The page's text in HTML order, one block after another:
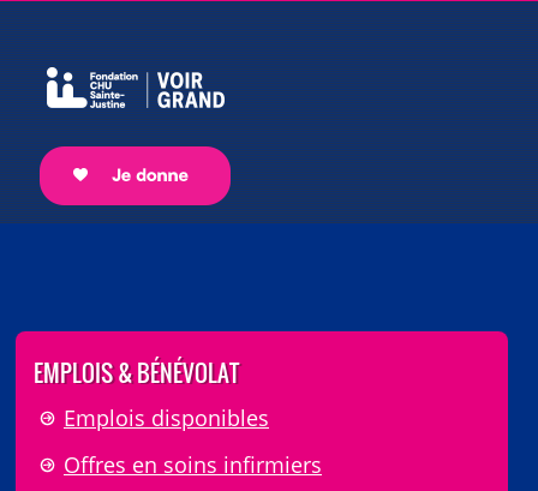
EMPLOIS & BÉNÉVOLAT
Emplois disponibles
Offres en soins infirmiers